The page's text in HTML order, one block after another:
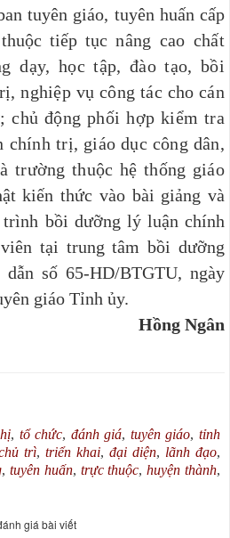
tuyên giáo, tuyên huấn cấp
tiếp tụcnâng cao chất
dạy, học tập, đào tạo, bồi
nghiệp vụ công tác cho cán
chủ động phối hợp kiểm tra
chính trị, giáo dục công dân,
trường thuộc hệ thống giáo
kiến thức vào bài giảng và
bồi dưỡng lý luận chính
tại trung tâm bồi dưỡng
số 65-HD/BTGTU, ngày
giáo Tỉnh ủy.
Hồng Ngân
, tổ chức, đánh giá, tuyên giáo,tỉnh
trì, triển khai, đại diện, lãnh đạo,
, tuyên huấn, trực thuộc,huyện thành,
giá bài viết